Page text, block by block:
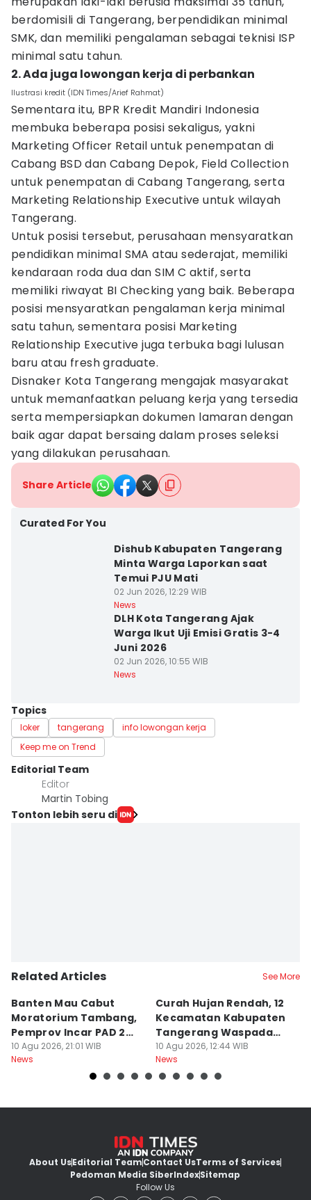
berdomisili di Tangerang, berpendidikan minimal
SMK, dan memiliki pengalaman sebagai teknisi ISP
minimal satu tahun.
2. Ada juga lowongan kerja di perbankan
Ilustrasi kredit (IDN Times/Arief Rahmat)
Sementara itu, BPR Kredit Mandiri Indonesia
membuka beberapa posisi sekaligus, yakni
Marketing Officer Retail untuk penempatan di
Cabang BSD dan Cabang Depok, Field Collection
untuk penempatan di Cabang Tangerang, serta
Marketing Relationship Executive untuk wilayah
Tangerang.
Untuk posisi tersebut, perusahaan mensyaratkan
pendidikan minimal SMA atau sederajat, memiliki
kendaraan roda dua dan SIM C aktif, serta
memiliki riwayat BI Checking yang baik. Beberapa
posisi mensyaratkan pengalaman kerja minimal
satu tahun, sementara posisi Marketing
Relationship Executive juga terbuka bagi lulusan
baru atau fresh graduate.
Disnaker Kota Tangerang mengajak masyarakat
untuk memanfaatkan peluang kerja yang tersedia
serta mempersiapkan dokumen lamaran dengan
baik agar dapat bersaing dalam proses seleksi
yang dilakukan perusahaan.
Share Article
Curated For You
Dishub Kabupaten Tangerang
Minta Warga Laporkan saat
Temui PJU Mati
02 Jun 2026, 12:29 WIB
News
DLH Kota Tangerang Ajak
Warga Ikut Uji Emisi Gratis 3-4
Juni 2026
02 Jun 2026, 10:55 WIB
News
Topics
loker tangerang
info lowongan kerja
Keep me on Trend
Editorial Team
Editor
Martin Tobing
Tonton lebih seru di
Related Articles See More
Banten Mau Cabut
Moratorium Tambang,
Pemprov Incar PAD 2
Kali Lipat
10 Agu 2026, 21:01 WIB
News
Curah Hujan Rendah, 12
Kecamatan Kabupaten
Tangerang Waspada
Kekeringan
10 Agu 2026, 12:44 WIB
News
About UsEditorial TeamContact UsTerms of Services
Pedoman Media SiberIndexSitemap
Follow Us